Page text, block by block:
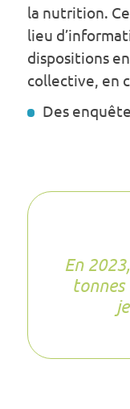
la nutrition.
lieu
dispositions
collective, en
Des
En